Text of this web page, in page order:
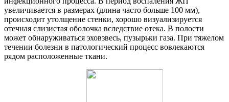
увеличивается в размерах (длина часто больше 100 мм),
происходит утолщение стенки, хорошо визуализируется
отечная слизистая оболочка вследствие отека. В полости
может обнаруживаться эховзвесь, пузырьки газа. При тяжелом
течении болезни в патологический процесс вовлекаются
рядом расположенные ткани.